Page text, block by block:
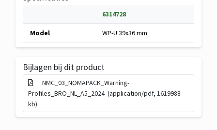
Specificaties
Noma®
Warning
Profile
39x36
p
e
c
f
i
c
a
t
i
6314728
Model WP-U 39x36 mm
Bijlagen bij dit product
NMC_03_NOMAPACK_Warning-
Profiles_BRO_NL_A5_2024 (application/pdf, 1619988
kb)